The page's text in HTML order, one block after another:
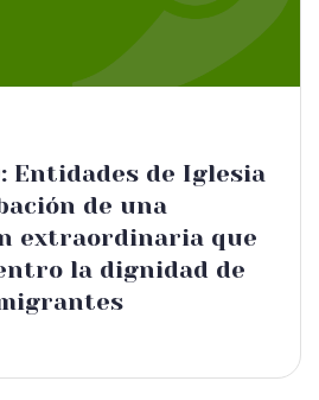
Entidades de Iglesia
de una
extraordinaria que
la dignidad de